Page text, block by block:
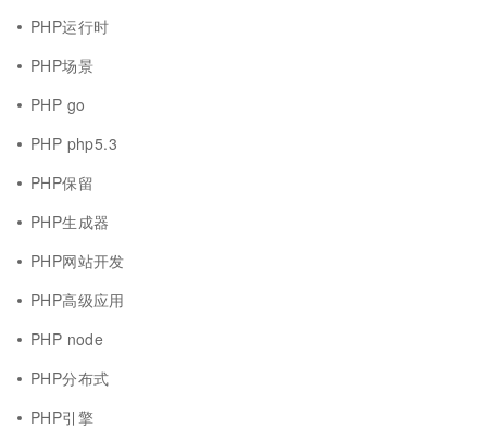
PHP运行时
PHP场景
PHP go
PHP php5.3
PHP保留
PHP生成器
PHP网站开发
PHP高级应用
PHP node
PHP分布式
PHP引擎